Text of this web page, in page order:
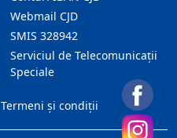
Webmail CJD
SMIS 328942
Serviciul de Telecomunicații
Speciale
Termeni și condiții